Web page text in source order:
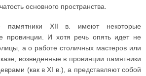
основного пространства.
памятники XII в. имеют некоторые
провинции. И хотя речь опять идет не
а о работе столичных мастеров или
возведенные в провинции памятники
(как в XI в.), а представляют собой